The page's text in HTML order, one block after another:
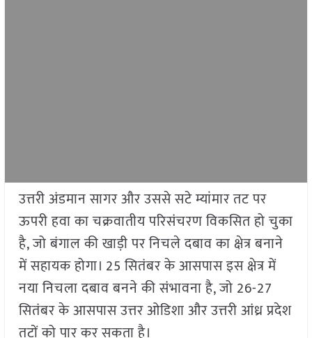
उत्तरी अंडमान सागर और उससे सटे म्यांमार तट पर
ऊपरी हवा का चक्रवातीय परिसंचरण विकसित हो चुका
है, जो बंगाल की खाड़ी पर निचले दबाव का क्षेत्र बनाने
में सहायक होगा। 25 सितंबर के आसपास इस क्षेत्र में
नया निचला दबाव बनने की संभावना है, जो 26-27
सितंबर के आसपास उत्तर ओडिशा और उत्तरी आंध्र प्रदेश